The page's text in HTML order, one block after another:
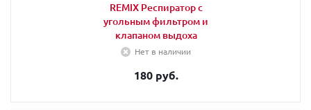
REMIX Респиратор с
угольным фильтром и
клапаном выдоха
Нет в наличии
180 руб.